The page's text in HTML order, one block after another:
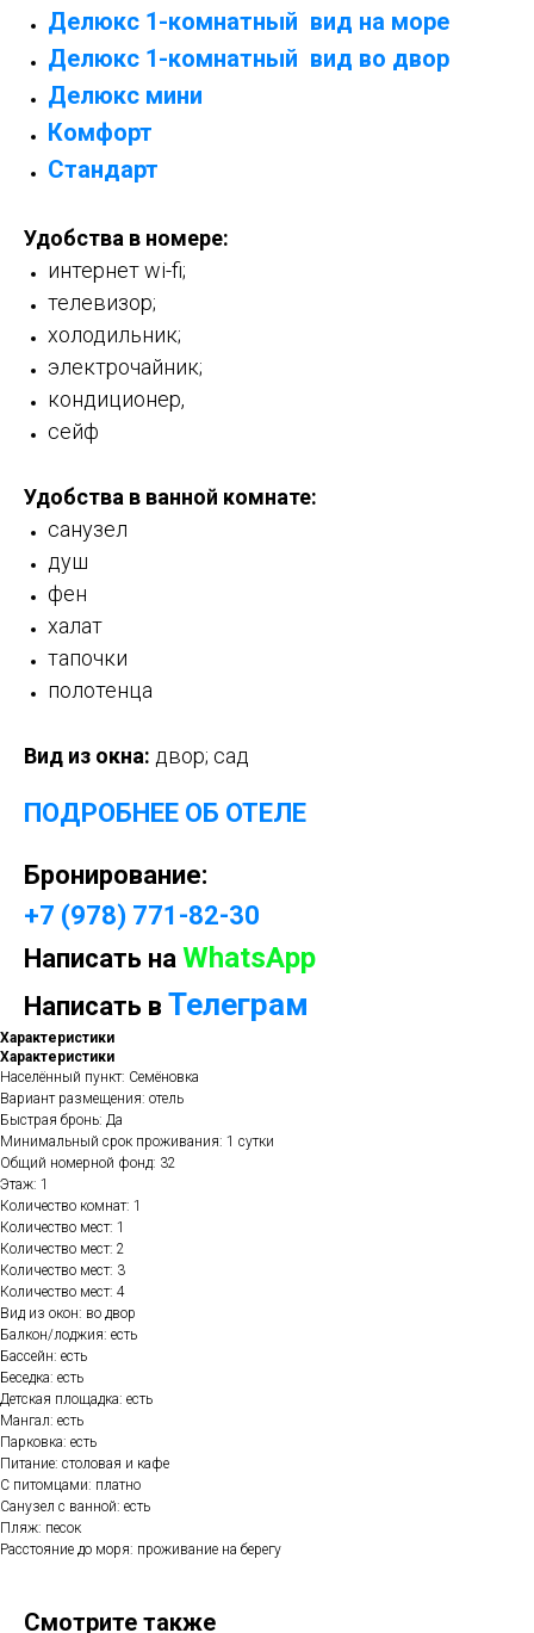
Делюкс 1-комнатный вид на море
Делюкс 1-комнатный вид во двор
Делюкс мини
Комфорт
Стандарт
Удобства в номере:
интернет wi-fi;
телевизор;
холодильник;
электрочайник;
кондиционер,
сейф
Удобства в ванной комнате:
санузел
душ
фен
халат
тапочки
полотенца
Вид из окна: двор; сад
ПОДРОБНЕЕ ОБ ОТЕЛЕ
Бронирование:
+7 (978) 771-82-30
Написать на WhatsApp
Написать в Телеграм
Характеристики
Характеристики
Населённый пункт: Семёновка
Вариант размещения: отель
Быстрая бронь: Да
Минимальный срок проживания: 1 сутки
Общий номерной фонд: 32
Этаж: 1
Количество комнат: 1
Количество мест: 1
Количество мест: 2
Количество мест: 3
Количество мест: 4
Вид из окон: во двор
Балкон/лоджия: есть
Бассейн: есть
Беседка: есть
Детская площадка: есть
Мангал: есть
Парковка: есть
Питание: столовая и кафе
С питомцами: платно
Санузел с ванной: есть
Пляж: песок
Расстояние до моря: проживание на берегу
Смотрите также